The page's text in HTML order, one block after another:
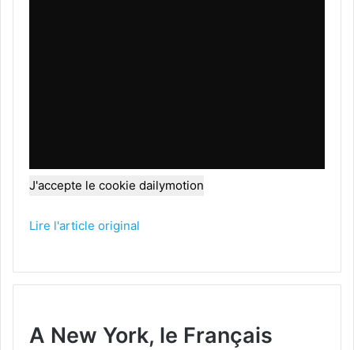
J'accepte le cookie dailymotion
Lire l'article original
A New York, le Français